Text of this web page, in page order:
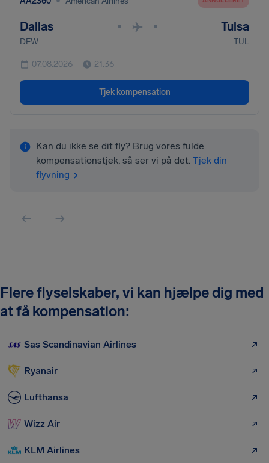
Dallas • • Tulsa
DFW TUL
07.08.2026 21.36
Tjek kompensation
Kan du ikke se dit fly? Brug vores fulde
kompensationstjek, så ser vi på det. Tjek din
flyvning
Flere flyselskaber, vi kan hjælpe dig med
at få kompensation:
Sas Scandinavian Airlines
Ryanair
Lufthansa
Wizz Air
KLM Airlines